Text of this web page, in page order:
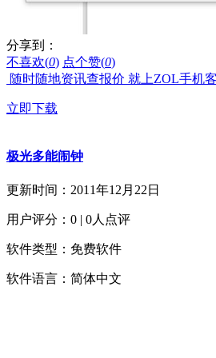
分享到：
不喜欢(0) 点个赞(0)
随时随地资讯查报价 就上ZOL手机
立即下载
极光多能闹钟
更新时间：2011年12月22日
用户评分：0 | 0人点评
软件类型：免费软件
软件语言：简体中文